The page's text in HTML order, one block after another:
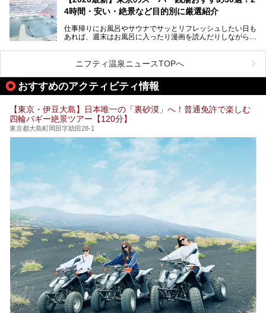
ど、自分の好きなタイミングで好きなだけサ活ができるのが
魅力です。
最近では、男性専用施設だけでなく、カップルや女性に嬉し
い個室サウナも増えてきました。
ら、特におすすめしたい施設14選をご紹介します。
してみてください。
4時間・安い・絶景など目的別に厳選紹介
仕事帰りにお風呂やサウナでサッとリフレッシュしたい日も
あれば、週末はお風呂に入ったり漫画を読んだりしながら一
また、終電を逃してしまい、「このまま朝までゆっくりでき
る場所があれば」と探した経験がある人も多いのではないで
しょうか。
そこで本記事では、東京でおすすめのスーパー銭湯を、目的
24時間営業で宿泊できる施設や、1,000円以下で楽しめる安
い施設、デートや休日レジャーにもぴったりなエンタメ要素
が充実した施設など、利用のシーンに合わせて参考にしてく
ださい。
ニフティ温泉ニュースTOPへ
おすすめのアクティビティ情報
【東京・伊豆大島】日本唯一の「裏砂漠」へ！普通免許で楽しむ
四輪バギー絶景ツアー【120分】
東京都大島町岡田字助田28-1